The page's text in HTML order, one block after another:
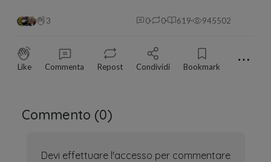
3 0 0 619 945502
Like Commenta Repost Condividi Bookmark ⋯
Commento (0)
Devi effettuare l'accesso per commentare